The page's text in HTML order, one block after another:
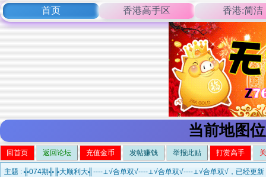
首页 香港高手区 香港:简洁
当前地图
回首页 返回论坛 充值金币 发帖赚钱 举报此贴 打赏高手
主题 : ╬074期╬╠大顺利大╣----⊥√合单双√----⊥√合单双√----⊥√合单双√，已经更新